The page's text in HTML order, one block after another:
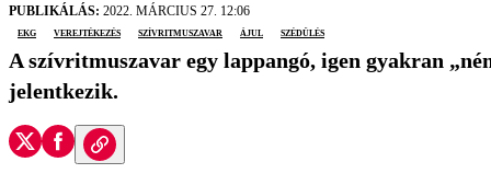
PUBLIKÁLÁS: 2022. MÁRCIUS 27. 12:06
EKG
verejtékezés szívritmuszavar ájul szédülés
A szívritmuszavar egy lappangó, igen gyakran
jelentkezik.